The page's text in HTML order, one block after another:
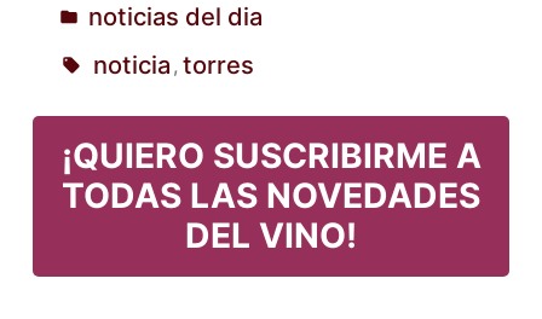
porPublicado
en
noticias del dia
noticia , torres
¡QUIERO SUSCRIBIRME A
TODAS LAS NOVEDADES
DEL VINO!